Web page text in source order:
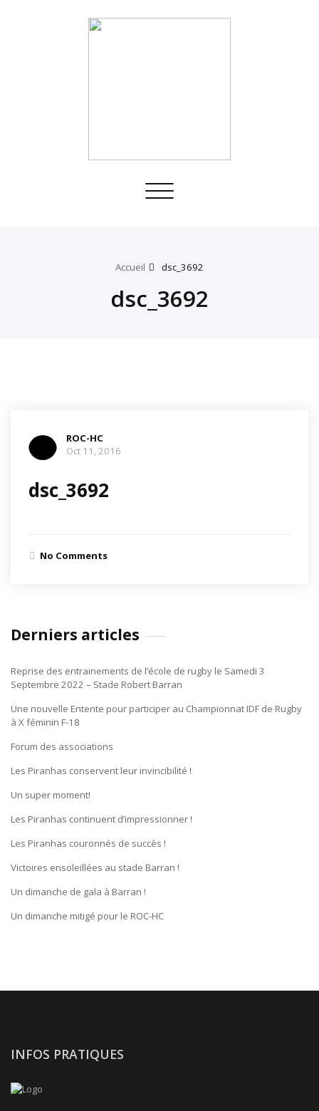
Toggle
Accueil dsc_3692
dsc_3692
ROC-HC
Oct 11, 2016
dsc_3692
No Comments
Derniers articles
Reprise des entrainements de l’école de rugby le Samedi 3
Septembre 2022 – Stade Robert Barran
Une nouvelle Entente pour participer au Championnat IDF de Rugby
à X féminin F-18
Forum des associations
Les Piranhas conservent leur invincibilité !
Un super moment!
Les Piranhas continuent d’impressionner !
Les Piranhas couronnés de succès !
Victoires ensoleillées au stade Barran !
Un dimanche de gala à Barran !
Un dimanche mitigé pour le ROC-HC
INFOS PRATIQUES